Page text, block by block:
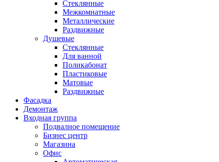
Стеклянные
Межкомнатные
Металлические
Раздвижные
Душевые
Стеклянные
Для ванной
Поликабонат
Пластиковые
Матовые
Раздвижные
Фасадка
Демонтаж
Входная группа
Подвалное помещение
Бизнес центр
Магазина
Офис